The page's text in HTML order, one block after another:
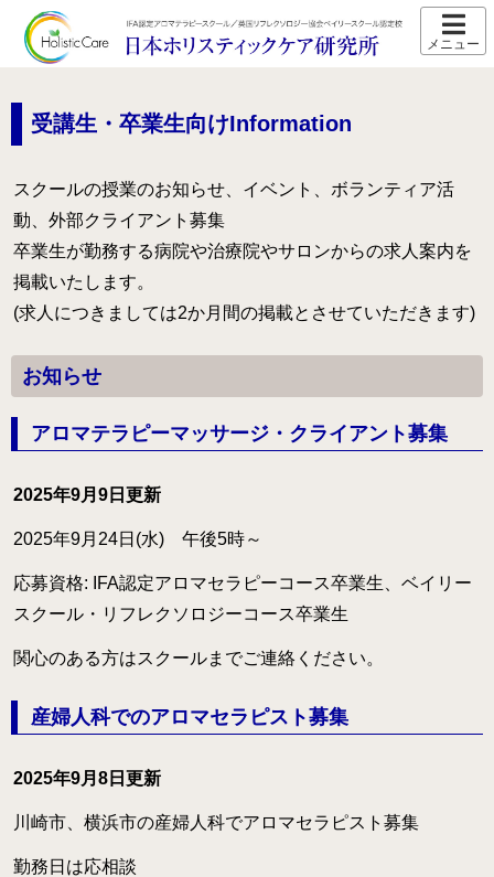
受講生・卒業生向けInformation
スクールの授業のお知らせ、イベント、ボランティア活
動、外部クライアント募集
卒業生が勤務する病院や治療院やサロンからの求人案内を
掲載いたします。
(求人につきましては2か月間の掲載とさせていただきます)
お知らせ
アロマテラピーマッサージ・クライアント募集
2025年9月9日更新
2025年9月24日(水) 午後5時～
応募資格: IFA認定アロマセラピーコース卒業生、ベイリー
スクール・リフレクソロジーコース卒業生
関心のある方はスクールまでご連絡ください。
産婦人科でのアロマセラピスト募集
2025年9月8日更新
川崎市、横浜市の産婦人科でアロマセラピスト募集
勤務日は応相談
スクール紹介
卒業生の声
講師プロフィール
スクール通信
コース紹介
講】
月開講】
様々な障害の方にアロマとタッチを用いるケアラー養成コ
クリニカル・リフレクソロジーコースご案内
スウェディッシュマッサージコース
ミノウ・デ・メイのアロマ通信教育
補完代替療法とは